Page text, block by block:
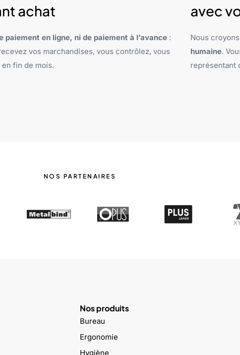
achat
paiement en ligne, ni de paiement à l’avance:
vos marchandises, vous contrôlez, vous
en fin de mois.
avec
Nous
humaine.
représentant
NOS PARTENAIRES
Nos produits
Bureau
Ergonomie
Hygiène